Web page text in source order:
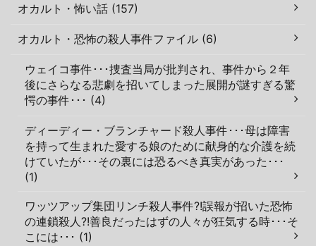
オカルト・怖い話 (157)
オカルト・恐怖の殺人事件ファイル (6)
ウェイコ事件･･･捜査当局が批判され、事件から２年
後にさらなる悲劇を招いてしまった展開が謎すぎる驚
愕の事件･･･ (4)
ディーディー・ブランチャード殺人事件･･･母は障害
を持って生まれた愛する娘のために献身的な介護を続
けていたが･･･その裏には恐るべき真実があった･･･
(1)
ワッツアップ集団リンチ殺人事件?!誤報が招いた恐怖
の連鎖殺人?!善良だったはずの人々が狂気する時･･･そ
こには･･･ (1)